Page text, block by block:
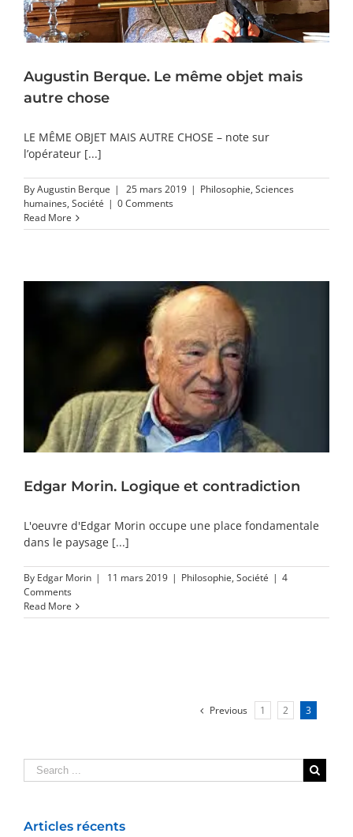
Augustin Berque. Le même objet mais
autre chose
LE MÊME OBJET MAIS AUTRE CHOSE – note sur
l’opérateur [...]
ByAugustin Berque | 25 mars 2019 | Philosophie, Sciences
humaines, Société | 0 Comments
Read More
Edgar Morin. Logique et contradiction
L'oeuvre d'Edgar Morin occupe une place fondamentale
dans le paysage [...]
By Edgar Morin | 11 mars 2019 | Philosophie, Société | 4
Comments
Read More
Previous 1 2 3
Articles récents